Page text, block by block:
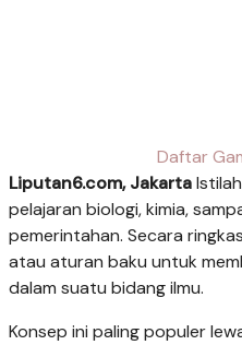
Daftar
Liputan6.com, JakartaIstilah
pelajaran biologi, kimia,
pemerintahan. Secara
atau aturan baku untuk
dalam suatu bidang ilmu.
Konsep ini paling populer